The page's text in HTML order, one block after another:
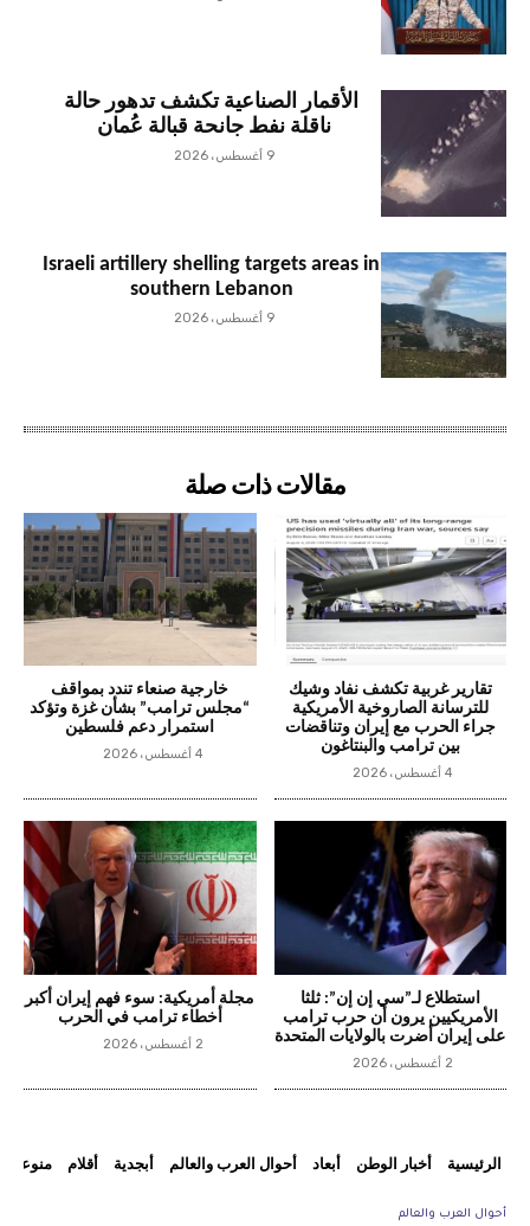
الأقمار الصناعية تكشف تدهور حالة
ناقلة نفط جانحة قبالة عُمان
9 أغسطس، 2026
Israeli artillery shelling targets areas in
southern Lebanon
9 أغسطس، 2026
مقالات ذات صلة
تقارير غربية تكشف نفاد وشيك
للترسانة الصاروخية الأمريكية
جراء الحرب مع إيران وتناقضات
بين ترامب والبنتاغون
4 أغسطس، 2026
خارجية صنعاء تندد بمواقف
“مجلس ترامب” بشأن غزة وتؤكد
استمرار دعم فلسطين
4 أغسطس، 2026
استطلاع لـ”سي إن إن”: ثلثا
الأمريكيين يرون أن حرب ترامب
على إيران أضرت بالولايات المتحدة
2 أغسطس، 2026
مجلة أمريكية: سوء فهم إيران أكبر
أخطاء ترامب في الحرب
2 أغسطس، 2026